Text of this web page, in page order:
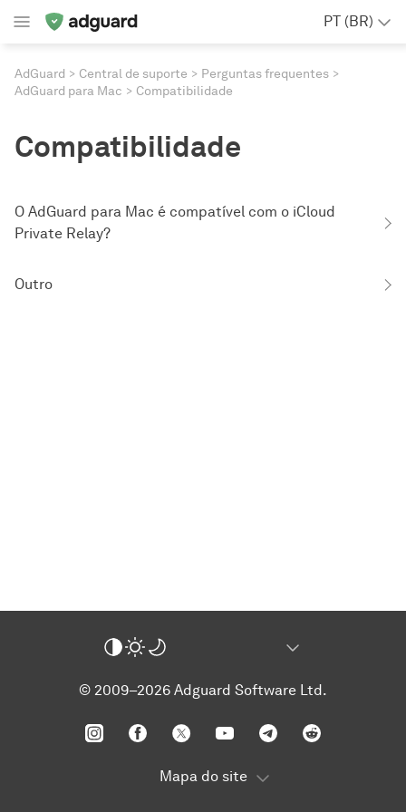
PT (BR)
AdGuard Central de suporte
Perguntas frequentes
AdGuard para Mac
Compatibilidade
Compatibilidade
O AdGuard para Mac é compatível com o iCloud
Private Relay?
Outro
© 2009–2026 Adguard Software Ltd.
Mapa do site